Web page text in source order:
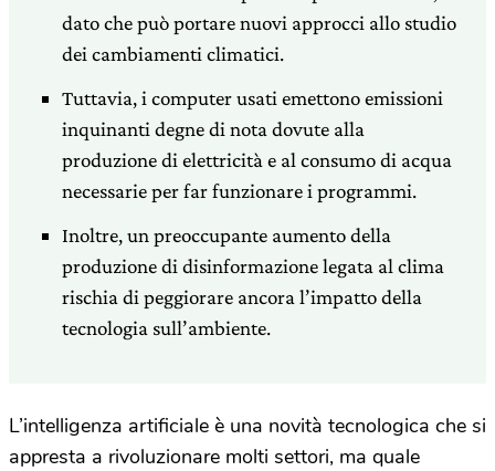
dato che può portare nuovi approcci allo studio
dei cambiamenti climatici.
Tuttavia, i computer usati emettono emissioni
inquinanti degne di nota dovute alla
produzione di elettricità e al consumo di acqua
necessarie per far funzionare i programmi.
Inoltre, un preoccupante aumento della
produzione di disinformazione legata al clima
rischia di peggiorare ancora l’impatto della
tecnologia sull’ambiente.
L’intelligenza artificiale è una novità tecnologica che si
appresta a rivoluzionare molti settori, ma quale